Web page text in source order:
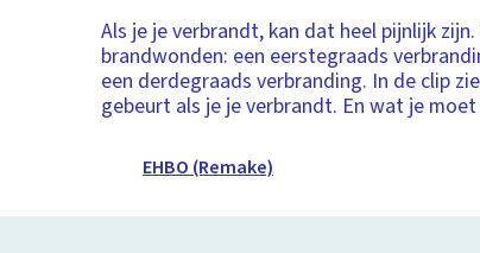
Als je je verbrandt, kan dat heel pijnlijk
brandwonden: een eerstegraads
een derdegraads verbranding. In de clip
gebeurt als je je verbrandt. En wat je
EHBO (Remake)